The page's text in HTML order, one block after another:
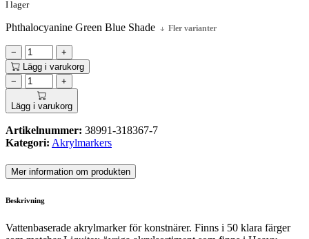
I lager
Phthalocyanine Green Blue Shade Fler varianter
−
+
Lägg i varukorg
−
+
Lägg i varukorg
Artikelnummer: 38991-318367-7
Kategori: Akrylmarkers
Mer information om produkten
Beskrivning
Vattenbaserade akrylmarker för konstnärer. Finns i 50 klara färger